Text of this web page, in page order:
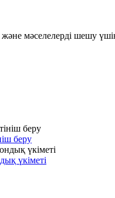
мәселелерді шешу
беру
үкіметі